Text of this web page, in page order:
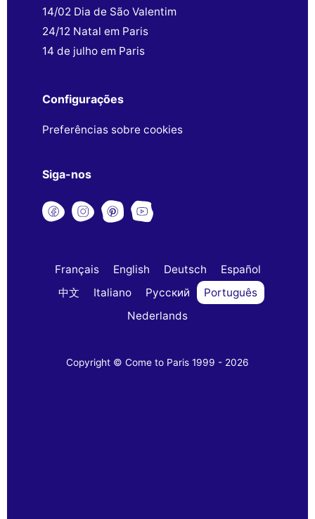
14/02 Dia de São Valentim
24/12 Natal em Paris
14 de julho em Paris
Configurações
Preferências sobre cookies
Siga-nos
Français English Deutsch
Español
中文
Italiano Русский
Português
Nederlands
Copyright © Come to Paris 1999 - 2026